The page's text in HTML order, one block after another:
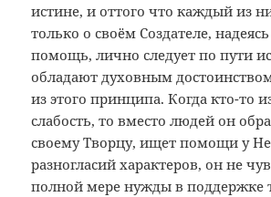
истине, и оттого что каждый из
только о своём Создателе,
помощь, лично следует по пути
обладают духовным
из этого принципа. Когда кто-то
слабость, то вместо людей он
своему Творцу, ищет помощи у
разногласий характеров, он не
полной мере нужды в поддержке